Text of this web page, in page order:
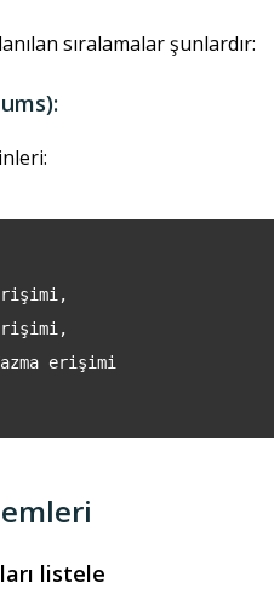
sıralamalar şunlardır:
erişimi
listele